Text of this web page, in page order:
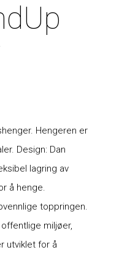
Hengeren er
Design: Dan
lagring av
å henge.
toppringen.
miljøer,
utviklet for å